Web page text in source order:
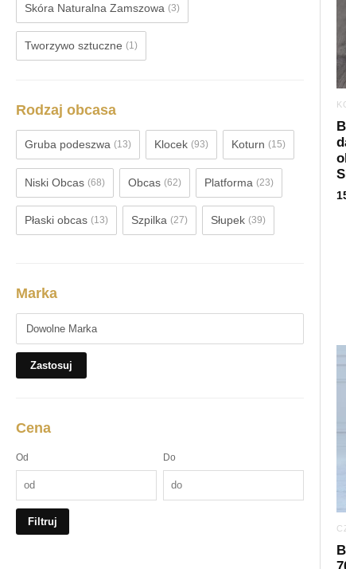
Skóra Naturalna Zamszowa (3)
Tworzywo sztuczne (1)
Rodzaj obcasa
Gruba podeszwa (13) Klocek (93) Koturn (15)
Niski Obcas (68) Obcas (62) Platforma (23)
Płaski obcas (13) Szpilka (27) Słupek (39)
Marka
Zastosuj
Cena
Od Do
Filtruj